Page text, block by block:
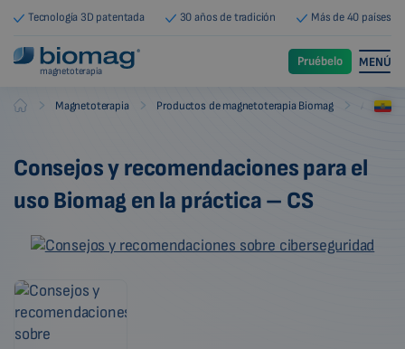
Tecnología 3D patentada 30 años de tradición Más de 40 países
magnetoterapia
Pruébelo MENÚ
Biomag Magnetoterapia Productos de magnetoterapia Biomag
Consejos y recomendaciones para el
uso Biomag en la práctica – CS